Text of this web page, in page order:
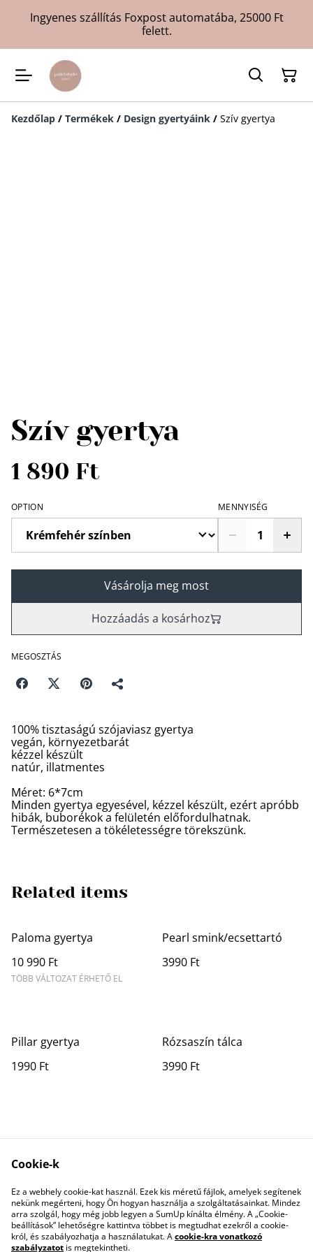
Ingyenes szállítás Foxpost automatába, 25000 Ft
felett.
Kezdőlap / Termékek / Design gyertyáink / Szív gyertya
Szív gyertya
1 890 Ft
OPTION MENNYISÉG
Vásárolja meg most
Hozzáadás a kosárhoz
MEGOSZTÁS
100% tisztaságú szójaviasz gyertya
vegán, környezetbarát
kézzel készült
natúr, illatmentes
Méret: 6*7cm
Minden gyertya egyesével, kézzel készült, ezért apróbb
hibák, buborékok a felületén előfordulhatnak.
Természetesen a tökéletességre törekszünk.
Related items
Paloma gyertya
10 990 Ft
TÖBB VÁLTOZAT ÉRHETŐ EL
Pearl smink/ecsettartó
3990 Ft
Pillar gyertya
1990 Ft
Rózsaszín tálca
3990 Ft
Contact Us
Legal Terms
Privacy Policy
Cookie Policy
Cookie-k
Ez a webhely cookie-kat használ. Ezek kis méretű fájlok, amelyek segítenek
nekünk megérteni, hogy Ön hogyan használja a szolgáltatásainkat. Mindez
arra szolgál, hogy még jobb legyen a SumUp kínálta élmény. A „Cookie-
beállítások” lehetőségre kattintva többet is megtudhat ezekről a cookie-
król, és szabályozhatja a használatukat. Acookie-kra vonatkozó
szabályzatot is megtekintheti.